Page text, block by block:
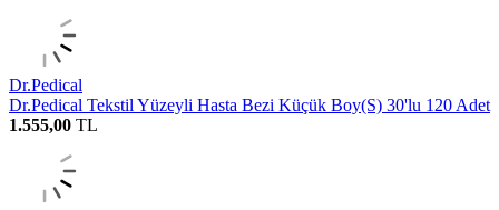
Dr.Pedical
Dr.Pedical Tekstil Yüzeyli Hasta Bezi Küçük Boy(S) 30'lu 120 Adet
1.555,00 TL